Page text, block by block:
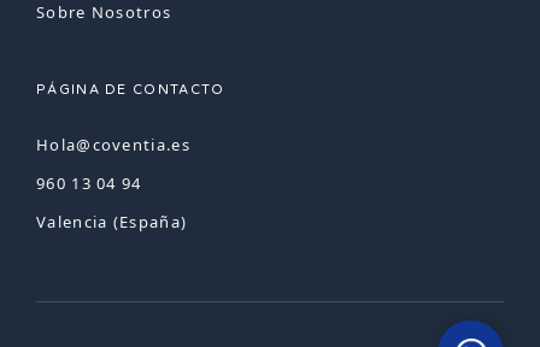
Sobre Nosotros
PÁGINA DE CONTACTO
Hola@coventia.es
960 13 04 94
Valencia (España)